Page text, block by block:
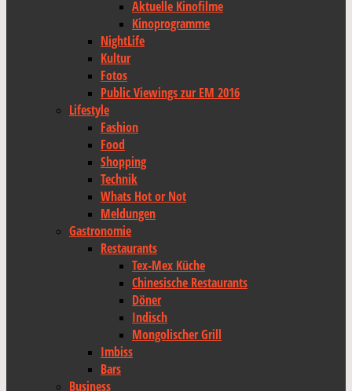
Aktuelle Kinofilme
Kinoprogramme
NightLife
Kultur
Fotos
Public Viewings zur EM 2016
Lifestyle
Fashion
Food
Shopping
Technik
Whats Hot or Not
Meldungen
Gastronomie
Restaurants
Tex-Mex Küche
Chinesische Restaurants
Döner
Indisch
Mongolischer Grill
Imbiss
Bars
Business